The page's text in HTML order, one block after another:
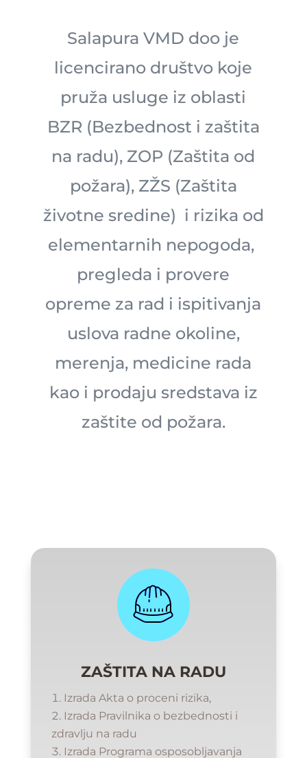
Salapura VMD doo je
licencirano društvo koje
pruža usluge iz oblasti
BZR (Bezbednost i zaštita
na radu), ZOP (Zaštita od
požara), ZŽS (Zaštita
životne sredine) i rizika od
elementarnih nepogoda,
pregleda i provere
opreme za rad i ispitivanja
uslova radne okoline,
merenja, medicine rada
kao i prodaju sredstava iz
zaštite od požara.
ZAŠTITA NA RADU
Izrada Akta o proceni rizika,
Izrada Pravilnika o bezbednosti i
zdravlju na radu
Izrada Programa osposobljavanja